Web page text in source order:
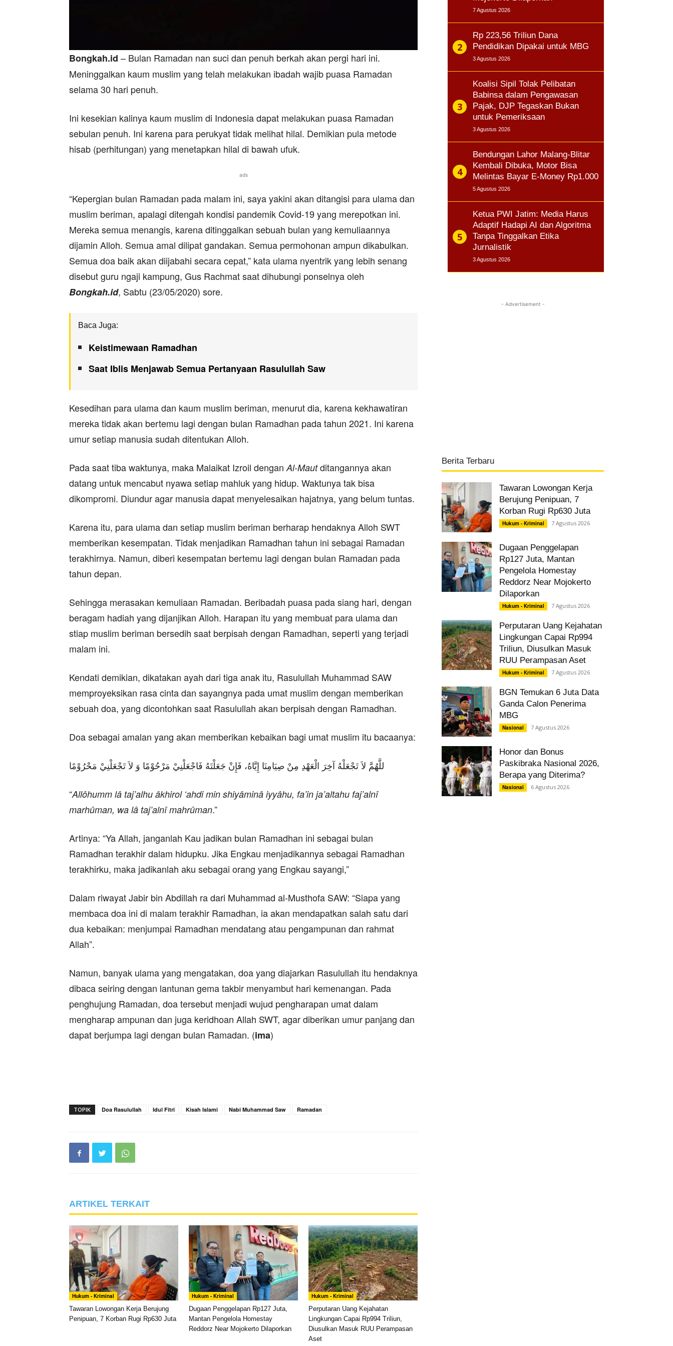
Bongkah.id – Bulan Ramadan nan suci dan penuh berkah akan pergi hari ini.
Meninggalkan kaum muslim yang telah melakukan ibadah wajib puasa Ramadan
selama 30 hari penuh.
Ini kesekian kalinya kaum muslim di Indonesia dapat melakukan puasa Ramadan
sebulan penuh. Ini karena para perukyat tidak melihat hilal. Demikian pula metode
hisab (perhitungan) yang menetapkan hilal di bawah ufuk.
ads
“Kepergian bulan Ramadan pada malam ini, saya yakini akan ditangisi para ulama dan
muslim beriman, apalagi ditengah kondisi pandemik Covid-19 yang merepotkan ini.
Mereka semua menangis, karena ditinggalkan sebuah bulan yang kemuliaannya
dijamin Alloh. Semua amal dilipat gandakan. Semua permohonan ampun dikabulkan.
Semua doa baik akan diijabahi secara cepat,” kata ulama nyentrik yang lebih senang
disebut guru ngaji kampung, Gus Rachmat saat dihubungi ponselnya oleh
Bongkah.id, Sabtu (23/05/2020) sore.
Baca Juga:
Keistimewaan Ramadhan
Saat Iblis Menjawab Semua Pertanyaan Rasulullah Saw
Kesedihan para ulama dan kaum muslim beriman, menurut dia, karena kekhawatiran
mereka tidak akan bertemu lagi dengan bulan Ramadhan pada tahun 2021. Ini karena
umur setiap manusia sudah ditentukan Alloh.
Pada saat tiba waktunya, maka Malaikat Izroil dengan Al-Mautditangannya akan
datang untuk mencabut nyawa setiap mahluk yang hidup. Waktunya tak bisa
dikompromi. Diundur agar manusia dapat menyelesaikan hajatnya, yang belum tuntas.
Karena itu, para ulama dan setiap muslim beriman berharap hendaknya Alloh SWT
memberikan kesempatan. Tidak menjadikan Ramadhan tahun ini sebagai Ramadan
terakhirnya. Namun, diberi kesempatan bertemu lagi dengan bulan Ramadan pada
tahun depan.
Sehingga merasakan kemuliaan Ramadan. Beribadah puasa pada siang hari, dengan
beragam hadiah yang dijanjikan Alloh. Harapan itu yang membuat para ulama dan
stiap muslim beriman bersedih saat berpisah dengan Ramadhan, seperti yang terjadi
malam ini.
Kendati demikian, dikatakan ayah dari tiga anak itu, Rasulullah Muhammad SAW
memproyeksikan rasa cinta dan sayangnya pada umat muslim dengan memberikan
sebuah doa, yang dicontohkan saat Rasulullah akan berpisah dengan Ramadhan.
Doa sebagai amalan yang akan memberikan kebaikan bagi umat muslim itu bacaanya:
للَّهُمَّ لاَ تَجْعَلْهُ آخِرَ الْعَهْدِ مِنْ صِيَامِنَا إِيَّاهُ، فَإِنْ جَعَلْتَهُ فَاجْعَلْنِيْ مَرْحُوْمًا وَ لاَ تَجْعَلْنِيْ مَحْرُوْمًا
“Allôhumm lâ taj’alhu âkhirol ‘ahdi min shiyâminâ iyyâhu, fa’in ja’altahu faj’alnî
marhûman, wa lâ taj’alnî mahrûman.”
Artinya: “Ya Allah, janganlah Kau jadikan bulan Ramadhan ini sebagai bulan
Ramadhan terakhir dalam hidupku. Jika Engkau menjadikannya sebagai Ramadhan
terakhirku, maka jadikanlah aku sebagai orang yang Engkau sayangi,”
Dalam riwayat Jabir bin Abdillah ra dari Muhammad al-Musthofa SAW: “Siapa yang
membaca doa ini di malam terakhir Ramadhan, ia akan mendapatkan salah satu dari
dua kebaikan: menjumpai Ramadhan mendatang atau pengampunan dan rahmat
Allah”.
Namun, banyak ulama yang mengatakan, doa yang diajarkan Rasulullah itu hendaknya
dibaca seiring dengan lantunan gema takbir menyambut hari kemenangan. Pada
penghujung Ramadan, doa tersebut menjadi wujud pengharapan umat dalam
mengharap ampunan dan juga keridhoan Allah SWT, agar diberikan umur panjang dan
dapat berjumpa lagi dengan bulan Ramadan. (ima)
TOPIK Doa Rasulullah Idul Fitri Kisah Islami Nabi Muhammad Saw Ramadan
ARTIKEL TERKAIT
Hukum - Kriminal
Tawaran Lowongan Kerja Berujung
Penipuan, 7 Korban Rugi Rp630 Juta
Hukum - Kriminal
Dugaan Penggelapan Rp127 Juta,
Mantan Pengelola Homestay
Reddorz Near Mojokerto Dilaporkan
Hukum - Kriminal
Perputaran Uang Kejahatan
Lingkungan Capai Rp994 Triliun,
Diusulkan Masuk RUU Perampasan
Aset
7 Agustus 2026
Rp 223,56 Triliun Dana
Pendidikan Dipakai untuk MBG
3 Agustus 2026
Koalisi Sipil Tolak Pelibatan
Babinsa dalam Pengawasan
Pajak, DJP Tegaskan Bukan
untuk Pemeriksaan
3 Agustus 2026
Bendungan Lahor Malang-Blitar
Kembali Dibuka, Motor Bisa
Melintas Bayar E-Money Rp1.000
5 Agustus 2026
Ketua PWI Jatim: Media Harus
Adaptif Hadapi AI dan Algoritma
Tanpa Tinggalkan Etika
Jurnalistik
3 Agustus 2026
- Advertisement -
Berita Terbaru
Tawaran Lowongan Kerja
Berujung Penipuan, 7
Korban Rugi Rp630 Juta
Hukum - Kriminal 7 Agustus 2026
Dugaan Penggelapan
Rp127 Juta, Mantan
Pengelola Homestay
Reddorz Near Mojokerto
Dilaporkan
Hukum - Kriminal 7 Agustus 2026
Perputaran Uang Kejahatan
Lingkungan Capai Rp994
Triliun, Diusulkan Masuk
RUU Perampasan Aset
Hukum - Kriminal 7 Agustus 2026
BGN Temukan 6 Juta Data
Ganda Calon Penerima
MBG
Nasional 7 Agustus 2026
Honor dan Bonus
Paskibraka Nasional 2026,
Berapa yang Diterima?
Nasional 6 Agustus 2026